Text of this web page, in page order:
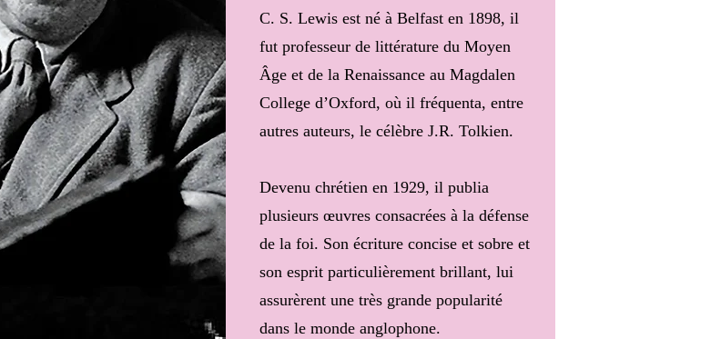
C. S. Lewis est né à Belfast en 1898, il
fut professeur de littérature du Moyen
Âge et de la Renaissance au Magdalen
College d’Oxford, où il fréquenta, entre
autres auteurs, le célèbre J.R. Tolkien.
Devenu chrétien en 1929, il publia
plusieurs œuvres consacrées à la défense
de la foi. Son écriture concise et sobre et
son esprit particulièrement brillant, lui
assurèrent une très grande popularité
dans le monde anglophone.